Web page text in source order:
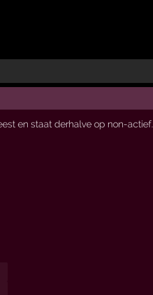
en staat derhalve op non-actief.